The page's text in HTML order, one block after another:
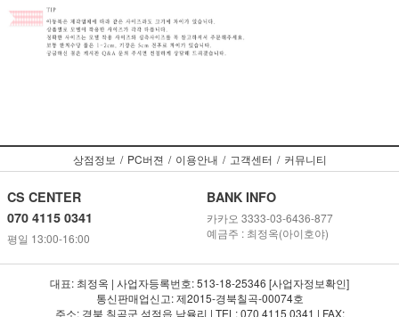
상점정보 / PC버젼 / 이용안내 / 고객센터 / 커뮤니티
CS CENTER
070 4115 0341
평일 13:00-16:00
BANK INFO
카카오 3333-03-6436-877
예금주 : 최정옥(아이호야)
대표: 최정옥 | 사업자등록번호: 513-18-25346 [사업자정보확인]
통신판매업신고: 제2015-경북칠곡-00074호
주소: 경북 칠곡군 석적읍 남율리 | TEL: 070 4115 0341 | FAX: